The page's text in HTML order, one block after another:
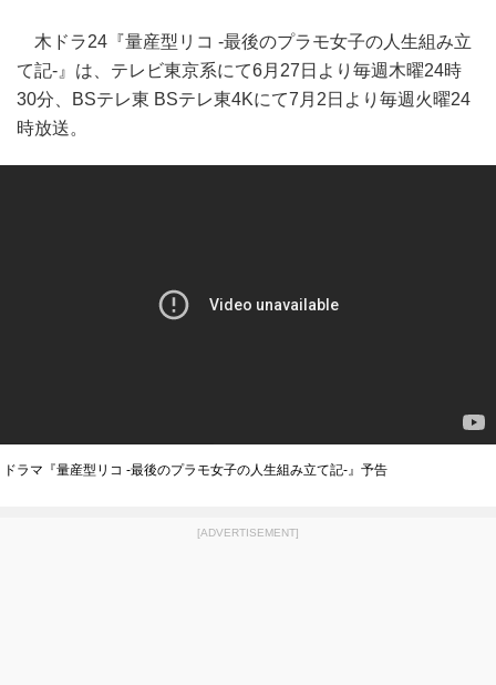
木ドラ24『量産型リコ ‐最後のプラモ女子の人生組み立
て記‐』は、テレビ東京系にて6月27日より毎週木曜24時
30分、BSテレ東 BSテレ東4Kにて7月2日より毎週火曜24
時放送。
ドラマ『量産型リコ ‐最後のプラモ女子の人生組み立て記‐』予告
[ADVERTISEMENT]